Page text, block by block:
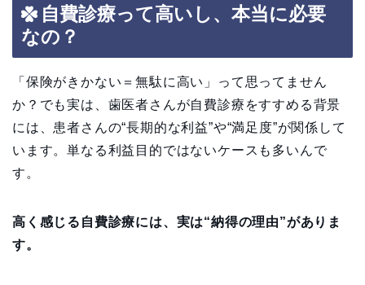
自費診療って高いし、本当に必要
なの？
「保険がきかない＝無駄に高い」って思ってません
か？でも実は、歯医者さんが自費診療をすすめる背景
には、患者さんの“長期的な利益”や“満足度”が関係して
います。単なる利益目的ではないケースも多いんで
す。
高く感じる自費診療には、実は“納得の理由”がありま
す。